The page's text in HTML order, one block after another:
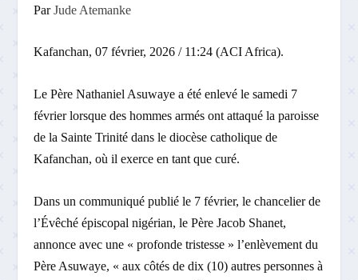
ParJude Atemanke
Kafanchan, 07 février, 2026 / 11:24 (ACI Africa).
Le Père Nathaniel Asuwaye a été enlevé le samedi 7
février lorsque des hommes armés ont attaqué la paroisse
de la Sainte Trinité dans le diocèse catholique de
Kafanchan, où il exerce en tant que curé.
Dans un communiqué publié le 7 février, le chancelier de
l’Évêché épiscopal nigérian, le Père Jacob Shanet,
annonce avec une « profonde tristesse » l’enlèvement du
Père Asuwaye, « aux côtés de dix (10) autres personnes à